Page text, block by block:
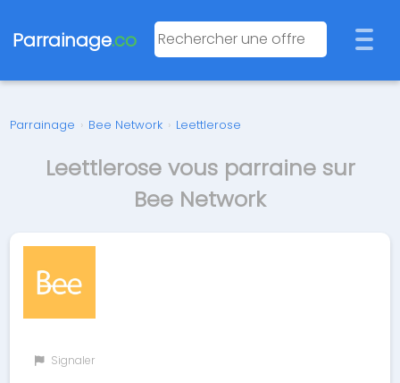
Parrainage.co
Parrainage › Bee Network › Leettlerose
Leettlerose vous parraine sur
Bee Network
Signaler